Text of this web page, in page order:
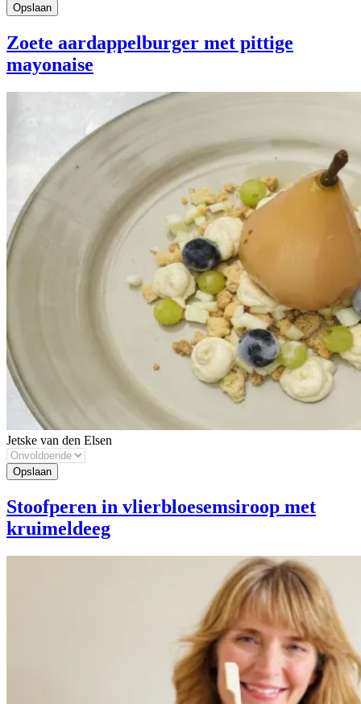
Zoete aardappelburger met pittige
mayonaise
Jetske van den Elsen
Stoofperen in vlierbloesemsiroop met
kruimeldeeg